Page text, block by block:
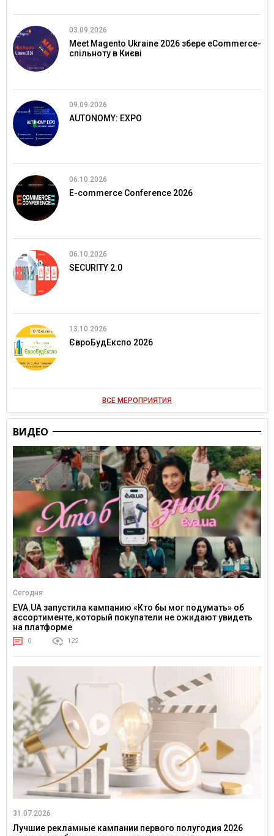
03.09.2026
Meet Magento Ukraine 2026 збере eCommerce-
спільноту в Києві
09.09.2026
AUTONOMY: EXPO
06.10.2026
E-commerce Conference 2026
06.10.2026
SECURITY 2.0
13.10.2026
ЄвроБудЕкспо 2026
ВСЕ МЕРОПРИЯТИЯ
ВИДЕО
Сегодня
EVA.UA запустила кампанию «Кто бы мог подумать» об
ассортименте, который покупатели не ожидают увидеть
на платформе
0 122
31.07.2026
Лучшие рекламные кампании первого полугодия 2026